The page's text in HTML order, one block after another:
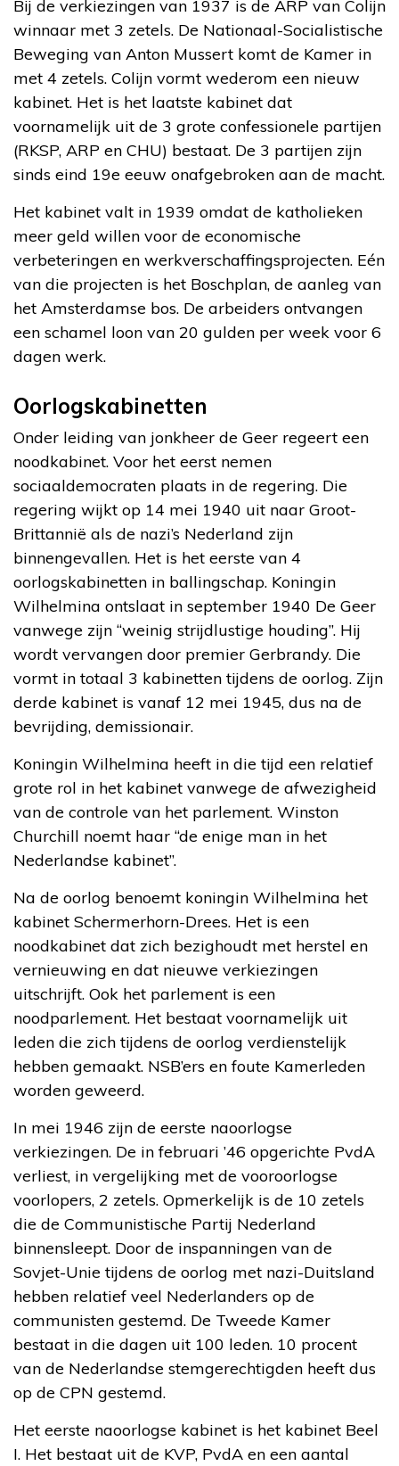
Bij de verkiezingen van 1937 is de ARP van Colijn
winnaar met 3 zetels. De Nationaal-Socialistische
Beweging van Anton Mussert komt de Kamer in
met 4 zetels. Colijn vormt wederom een nieuw
kabinet. Het is het laatste kabinet dat
voornamelijk uit de 3 grote confessionele partijen
(RKSP, ARP en CHU) bestaat. De 3 partijen zijn
sinds eind 19e eeuw onafgebroken aan de macht.
Het kabinet valt in 1939 omdat de katholieken
meer geld willen voor de economische
verbeteringen en werkverschaffingsprojecten. Eén
van die projecten is het Boschplan, de aanleg van
het Amsterdamse bos. De arbeiders ontvangen
een schamel loon van 20 gulden per week voor 6
dagen werk.
Oorlogskabinetten
Onder leiding van jonkheer de Geer regeert een
noodkabinet. Voor het eerst nemen
sociaaldemocraten plaats in de regering. Die
regering wijkt op 14 mei 1940 uit naar Groot-
Brittannië als de nazi’s Nederland zijn
binnengevallen. Het is het eerste van 4
oorlogskabinetten in ballingschap. Koningin
Wilhelmina ontslaat in september 1940 De Geer
vanwege zijn “weinig strijdlustige houding”. Hij
wordt vervangen door premier Gerbrandy. Die
vormt in totaal 3 kabinetten tijdens de oorlog. Zijn
derde kabinet is vanaf 12 mei 1945, dus na de
bevrijding, demissionair.
Koningin Wilhelmina heeft in die tijd een relatief
grote rol in het kabinet vanwege de afwezigheid
van de controle van het parlement. Winston
Churchill noemt haar “de enige man in het
Nederlandse kabinet”.
Na de oorlog benoemt koningin Wilhelmina het
kabinet Schermerhorn-Drees. Het is een
noodkabinet dat zich bezighoudt met herstel en
vernieuwing en dat nieuwe verkiezingen
uitschrijft. Ook het parlement is een
noodparlement. Het bestaat voornamelijk uit
leden die zich tijdens de oorlog verdienstelijk
hebben gemaakt. NSB’ers en foute Kamerleden
worden geweerd.
In mei 1946 zijn de eerste naoorlogse
verkiezingen. De in februari ’46 opgerichte PvdA
verliest, in vergelijking met de vooroorlogse
voorlopers, 2 zetels. Opmerkelijk is de 10 zetels
die de Communistische Partij Nederland
binnensleept. Door de inspanningen van de
Sovjet-Unie tijdens de oorlog met nazi-Duitsland
hebben relatief veel Nederlanders op de
communisten gestemd. De Tweede Kamer
bestaat in die dagen uit 100 leden. 10 procent
van de Nederlandse stemgerechtigden heeft dus
op de CPN gestemd.
Het eerste naoorlogse kabinet is het kabinet Beel
I. Het bestaat uit de KVP, PvdA en een aantal